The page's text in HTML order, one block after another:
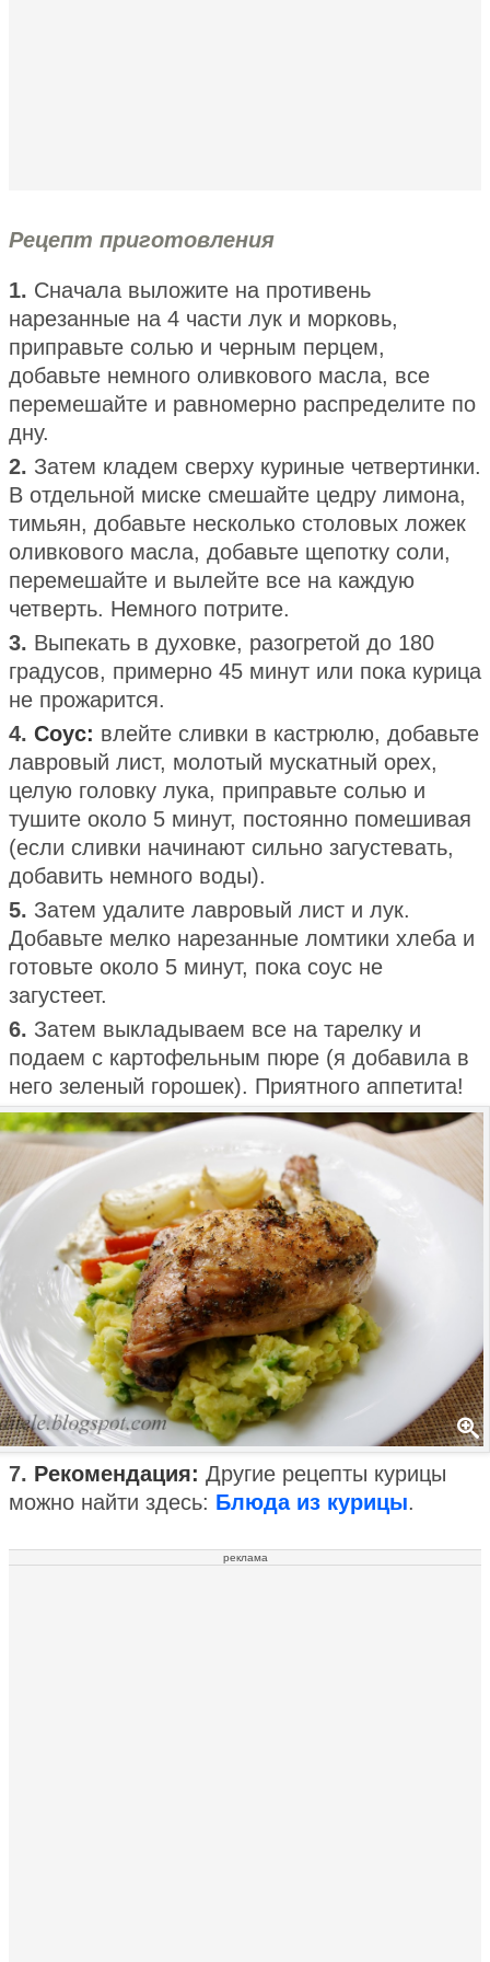
Рецепт приготовления
1. Сначала выложите на противень
нарезанные на 4 части лук и морковь,
приправьте солью и черным перцем,
добавьте немного оливкового масла, все
перемешайте и равномерно распределите по
дну.
2. Затем кладем сверху куриные четвертинки.
В отдельной миске смешайте цедру лимона,
тимьян, добавьте несколько столовых ложек
оливкового масла, добавьте щепотку соли,
перемешайте и вылейте все на каждую
четверть. Немного потрите.
3. Выпекать в духовке, разогретой до 180
градусов, примерно 45 минут или пока курица
не прожарится.
4. Соус: влейте сливки в кастрюлю, добавьте
лавровый лист, молотый мускатный орех,
целую головку лука, приправьте солью и
тушите около 5 минут, постоянно помешивая
(если сливки начинают сильно загустевать,
добавить немного воды).
5. Затем удалите лавровый лист и лук.
Добавьте мелко нарезанные ломтики хлеба и
готовьте около 5 минут, пока соус не
загустеет.
6. Затем выкладываем все на тарелку и
подаем с картофельным пюре (я добавила в
него зеленый горошек). Приятного аппетита!
7. Рекомендация: Другие рецепты курицы
можно найти здесь: Блюда из курицы.
реклама